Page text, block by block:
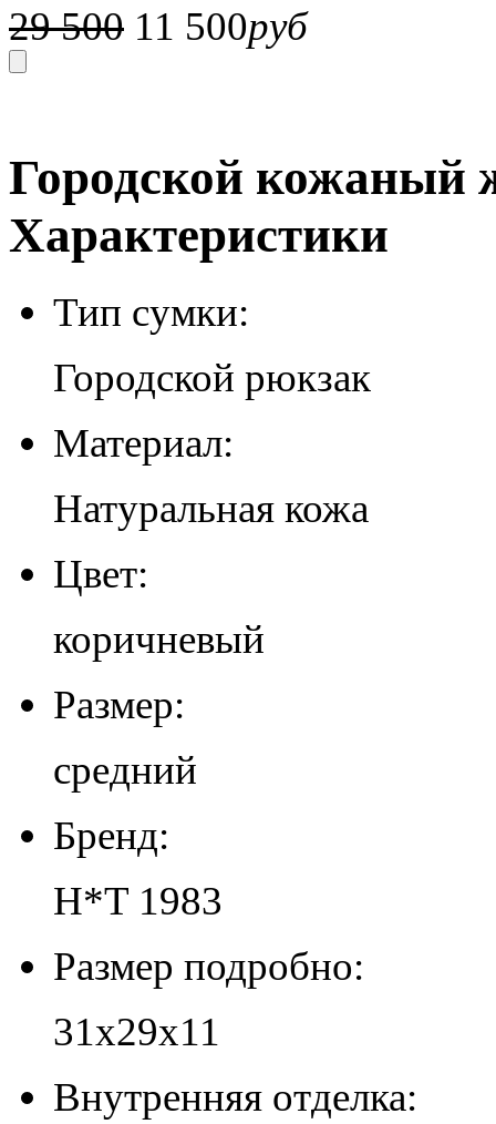
29 500 11 500руб
Городской кожаный
Характеристики
Тип сумки:
Городской рюкзак
Материал:
Натуральная кожа
Цвет:
коричневый
Размер:
средний
Бренд:
H*T 1983
Размер подробно:
31х29х11
Внутренняя отделка: